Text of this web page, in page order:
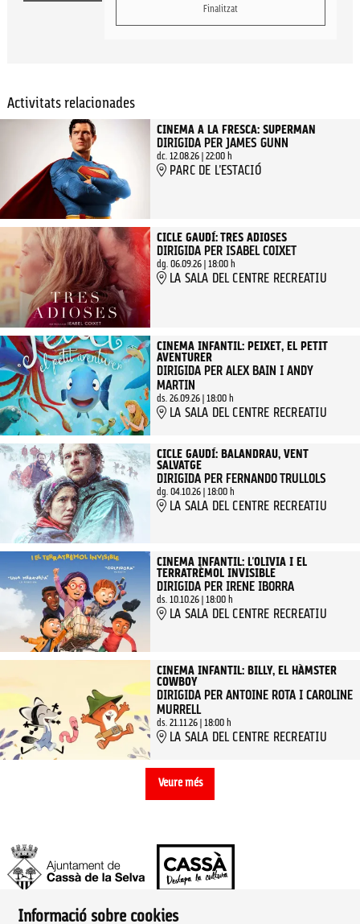
Finalitzat
Activitats relacionades
CINEMA A LA FRESCA: SUPERMAN
DIRIGIDA PER JAMES GUNN
dc. 12.08.26| 22:00 h
PARC DE L'ESTACIÓ
CICLE GAUDÍ: TRES ADIOSES
DIRIGIDA PER ISABEL COIXET
dg. 06.09.26| 18:00 h
LA SALA DEL CENTRE RECREATIU
CINEMA INFANTIL: PEIXET, EL PETIT
AVENTURER
DIRIGIDA PER ALEX BAIN I ANDY
MARTIN
ds. 26.09.26| 18:00 h
LA SALA DEL CENTRE RECREATIU
CICLE GAUDÍ: BALANDRAU, VENT
SALVATGE
DIRIGIDA PER FERNANDO TRULLOLS
dg. 04.10.26| 18:00 h
LA SALA DEL CENTRE RECREATIU
CINEMA INFANTIL: L'OLIVIA I EL
TERRATRÈMOL INVISIBLE
DIRIGIDA PER IRENE IBORRA
ds. 10.10.26| 18:00 h
LA SALA DEL CENTRE RECREATIU
CINEMA INFANTIL: BILLY, EL HÀMSTER
COWBOY
DIRIGIDA PER ANTOINE ROTA I CAROLINE
MURRELL
ds. 21.11.26| 18:00 h
LA SALA DEL CENTRE RECREATIU
Veure més
Informació sobre cookies